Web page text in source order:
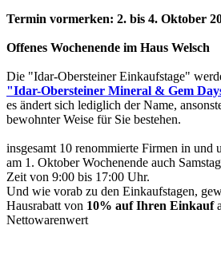
Termin vormerken: 2. bis 4. Oktober
Offenes Wochenende im Haus Welsch
Die "Idar-Obersteiner Einkaufstage"
"Idar-Obersteiner Mineral & Gem
es ändert sich lediglich der Name,
bewohnter Weise für Sie bestehen.
insgesamt 10 renommierte Firmen in und
am 1. Oktober Wochenende auch
Zeit von 9:00 bis 17:00 Uhr.
Und wie vorab zu den Einkaufstagen,
Hausrabatt von 10% auf Ihren Einkauf
Nettowarenwert